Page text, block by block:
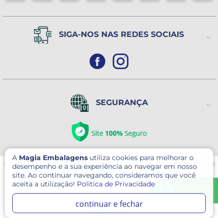
WhatsApp
A Magia Embalagens utiliza cookies para melhorar o
desempenho e a sua experiência ao navegar em nosso
site. Ao continuar navegando, consideramos que você
aceita a utilização! Politica de Privacidade
continuar e fechar
SIGA-NOS NAS REDES SOCIAIS
SEGURANÇA
© 2026 Magia Embalagens - Todos direitos reservados. CNPJ: 05.400.184/0001-09
Avenida Serafim Gonçalves Pereira, 30 - Pq. Novo Mundo- São Paulo/SP CEP
02179-000
Este site é protegido por reCAPTCHA e o GooglePolítica de Privacidade
Termos de serviçose aplicam.